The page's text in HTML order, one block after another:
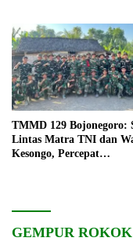
TMMD 129 Bojonegoro:
Lintas Matra TNI dan
Kesongo, Percepat
GEMPUR